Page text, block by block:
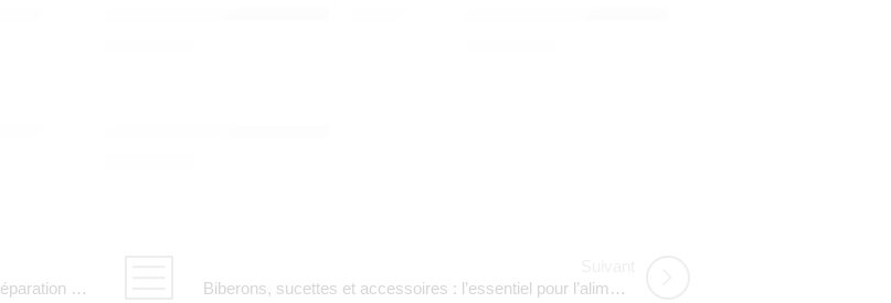
Chauffe-biberons et stérilisateurs : faciliter la préparation des repas pour bébé
Biberons, sucettes et accessoires : l’essentiel pour l’alimentation et le confort de bébé